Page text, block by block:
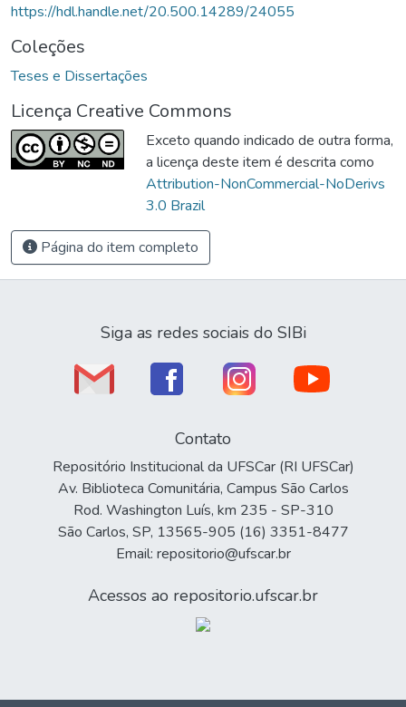
https://hdl.handle.net/20.500.14289/24055
Coleções
Teses e Dissertações
Licença Creative Commons
Exceto quando indicado de outra forma,
a licença deste item é descrita como
Attribution-NonCommercial-NoDerivs
3.0 Brazil
Página do item completo
Siga as redes sociais do SIBi
Contato
Repositório Institucional da UFSCar (RI UFSCar)
Av. Biblioteca Comunitária, Campus São Carlos
Rod. Washington Luís, km 235 - SP-310
São Carlos, SP, 13565-905 (16) 3351-8477
Email: repositorio@ufscar.br
Acessos ao repositorio.ufscar.br